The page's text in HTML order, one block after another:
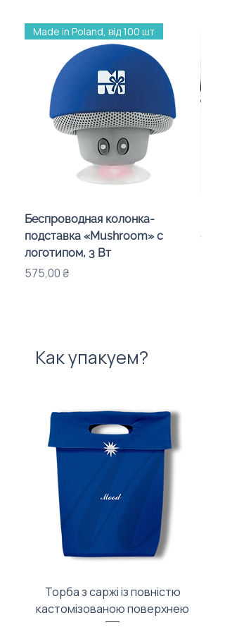
Made in Poland, від 100 шт
Беспроводная колонка-
подставка «Mushroom» с
логотипом, 3 Вт
Цена
575,00 ₴
Как упакуем?
Торба з саржі із повністю
кастомізованою поверхнею